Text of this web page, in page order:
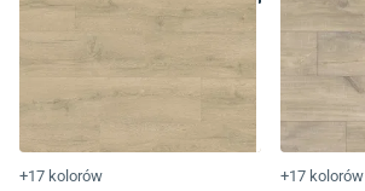
+17 kolorów +17 kolorów